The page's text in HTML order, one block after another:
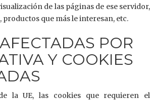
de las páginas de ese servidor,
que más le interesan, etc.
POR
Y COOKIES
la UE, las cookies que requieren el